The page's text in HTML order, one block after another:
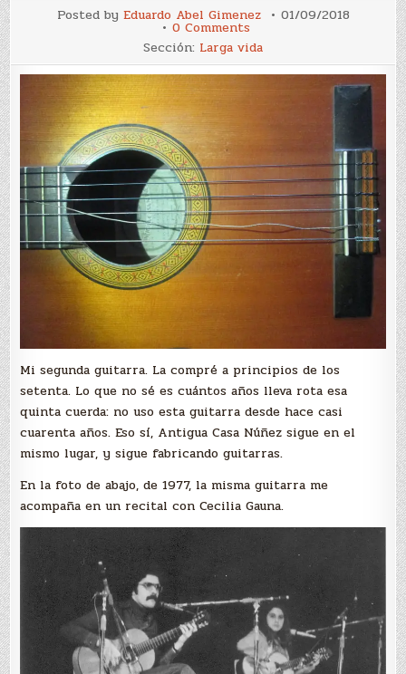
Posted by Eduardo Abel Gimenez 01/09/2018
0 Commentson
Guitarra
de
Antigua
Casa
Sección: Larga vida
Mi segunda guitarra. La compré a principios de los
setenta. Lo que no sé es cuántos años lleva rota esa
quinta cuerda: no uso esta guitarra desde hace casi
cuarenta años. Eso sí, Antigua Casa Núñez sigue en el
mismo lugar, y sigue fabricando guitarras.
En la foto de abajo, de 1977, la misma guitarra me
acompaña en un recital con Cecilia Gauna.